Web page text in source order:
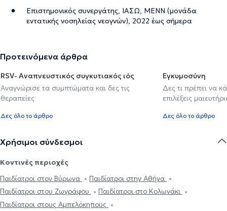
Επιστημονικός συνεργάτης, ΙΑΣΩ, ΜΕΝΝ (μονάδα
εντατικής νοσηλείας νεογνών), 2022 έως σήμερα
Προτεινόμενα άρθρα
RSV- Αναπνευστικός συγκυτιακός ιός
Αναγνώρισε τα συμπτώματα και δες τις
θεραπείες
Δες όλο το άρθρο
Εγκυμοσύνη
Δες τι πρέπει να
επιλέξεις
Δες όλο το άρθρο
Χρήσιμοι σύνδεσμοι
Κοντινές περιοχές
Παιδίατροι στον Βύρωνα
Παιδίατροι στην Αθήνα
Παιδίατροι στου Ζωγράφου
Παιδίατροι στο Κολωνάκι
Παιδίατροι στους Αμπελόκηπους